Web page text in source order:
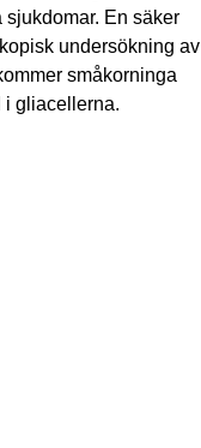
En säker
undersökning av
småkorninga
i gliacellerna.